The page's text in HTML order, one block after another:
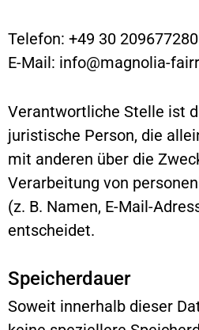
Telefon: +49 30 209677280
E-Mail: info@magnolia-
Verantwortliche Stelle ist
juristische Person, die
mit anderen über die
Verarbeitung von
(z. B. Namen, E-Mail-
entscheidet.
Speicherdauer
Soweit innerhalb dieser